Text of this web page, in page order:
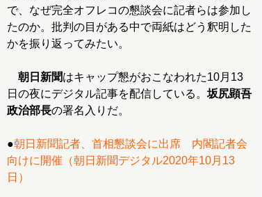
で、なぜ完全オフレコの懇談会に記者らは参加し
たのか。批判の目がある中で両紙はどう釈明した
かを振り返ってみたい。
朝日新聞はキャップ懇がおこなわれた10月13
日の夜にデジタル記事を配信している。 坂尻顕吾
政治部長の署名入りだ。
●朝日新聞記者、首相懇談会に出席 内閣記者会
向けに開催（朝日新聞デジタル2020年10月13
日）